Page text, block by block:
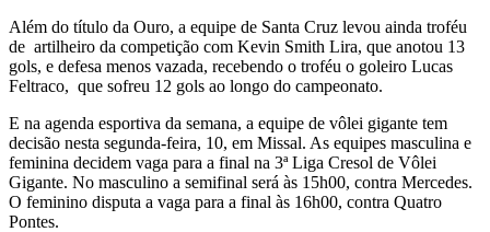
Além do título da Ouro, a equipe de Santa Cruz levou ainda troféu
de artilheiro da competição com Kevin Smith Lira, que anotou 13
gols, e defesa menos vazada, recebendo o troféu o goleiro Lucas
Feltraco, que sofreu 12 gols ao longo do campeonato.
E na agenda esportiva da semana, a equipe de vôlei gigante tem
decisão nesta segunda-feira, 10, em Missal. As equipes masculina e
feminina decidem vaga para a final na 3ª Liga Cresol de Vôlei
Gigante. No masculino a semifinal será às 15h00, contra Mercedes.
O feminino disputa a vaga para a final às 16h00, contra Quatro
Pontes.